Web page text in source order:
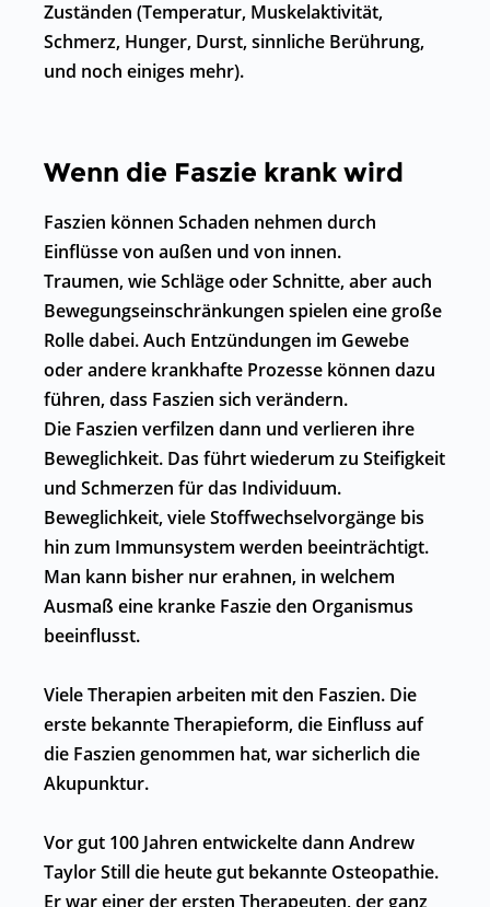
Zuständen (Temperatur, Muskelaktivität,
Schmerz, Hunger, Durst, sinnliche Berührung,
und noch einiges mehr).
Wenn die Faszie krank wird
Faszien können Schaden nehmen durch
Einflüsse von außen und von innen.
Traumen, wie Schläge oder Schnitte, aber auch
Bewegungseinschränkungen spielen eine große
Rolle dabei. Auch Entzündungen im Gewebe
oder andere krankhafte Prozesse können dazu
führen, dass Faszien sich verändern.
Die Faszien verfilzen dann und verlieren ihre
Beweglichkeit. Das führt wiederum zu Steifigkeit
und Schmerzen für das Individuum.
Beweglichkeit, viele Stoffwechselvorgänge bis
hin zum Immunsystem werden beeinträchtigt.
Man kann bisher nur erahnen, in welchem
Ausmaß eine kranke Faszie den Organismus
beeinflusst.
Viele Therapien arbeiten mit den Faszien. Die
erste bekannte Therapieform, die Einfluss auf
die Faszien genommen hat, war sicherlich die
Akupunktur.
Vor gut 100 Jahren entwickelte dann Andrew
Taylor Still die heute gut bekannte Osteopathie.
Er war einer der ersten Therapeuten, der ganz